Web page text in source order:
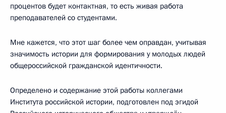
процентов будет контактная, то есть живая работа
преподавателей со студентами.
Мне кажется, что этот шаг более чем оправдан, учитывая
значимость истории для формирования у молодых людей
общероссийской гражданской идентичности.
Определено и содержание этой работы коллегами
Института российской истории, подготовлен под эгидой